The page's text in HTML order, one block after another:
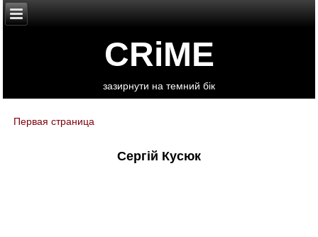
CRiME
зазирнути на темний бік
You are here
Первая страница
Сергій Кусюк